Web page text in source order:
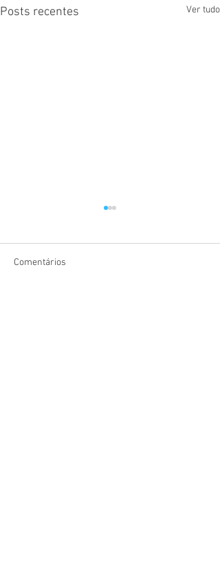
Posts recentes Ver tudo
Comentários